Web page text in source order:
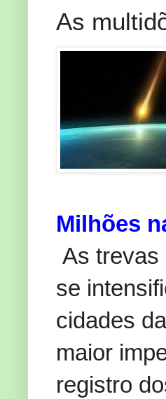
As
Milhões
As trevas
se
cidades
maior
registro